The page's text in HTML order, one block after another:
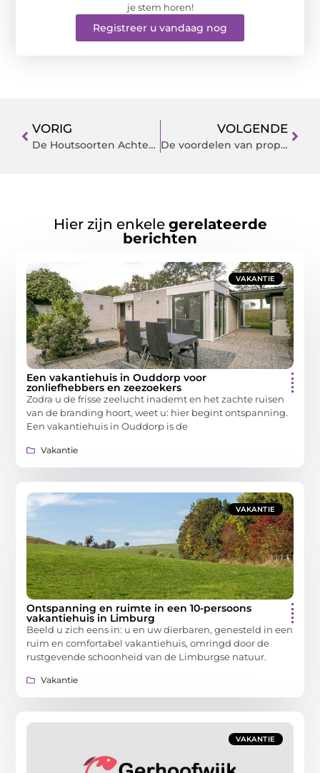
je stem horen!
Registreer u vandaag nog
VORIG
De Houtsoorten Achter Martin Gitaren: Het Vormgeven van Geluid
VOLGENDE
De voordelen van propolis
Hier zijn enkele gerelateerde
berichten
VAKANTIE
Een vakantiehuis in Ouddorp voor
zonliefhebbers en zeezoekers
Zodra u de frisse zeelucht inademt en het zachte ruisen
van de branding hoort, weet u: hier begint ontspanning.
Een vakantiehuis in Ouddorp is de
Vakantie
VAKANTIE
Ontspanning en ruimte in een 10-persoons
vakantiehuis in Limburg
Beeld u zich eens in: u en uw dierbaren, genesteld in een
ruim en comfortabel vakantiehuis, omringd door de
rustgevende schoonheid van de Limburgse natuur.
Vakantie
VAKANTIE